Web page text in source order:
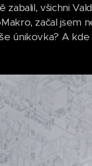
zabalil, všichni
začal jsem
únikovka? A